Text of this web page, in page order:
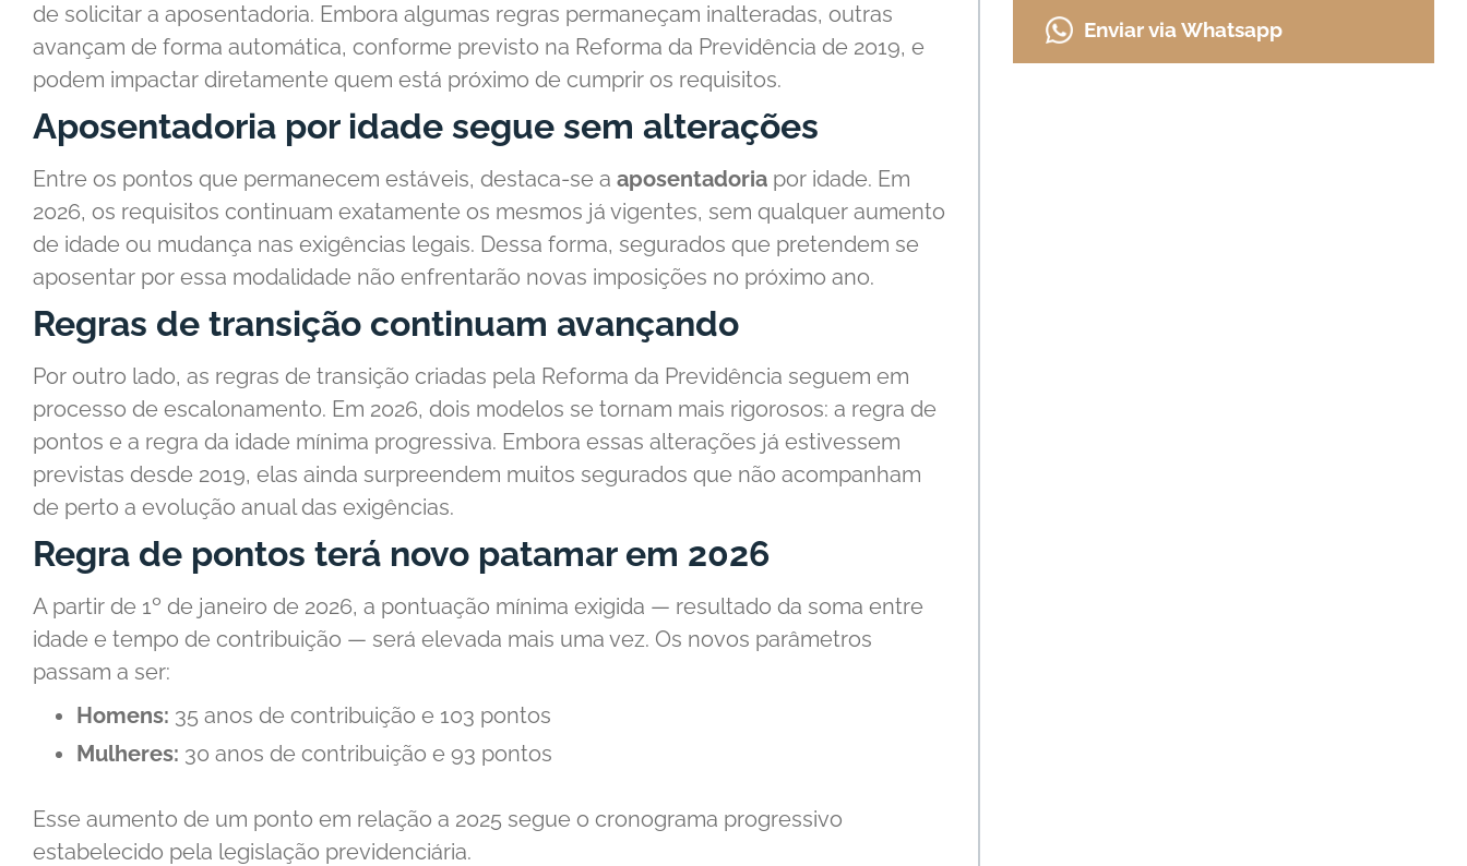
de solicitar a aposentadoria. Embora algumas regras permaneçam inalteradas, outras
avançam de forma automática, conforme previsto na Reforma da Previdência de 2019, e
podem impactar diretamente quem está próximo de cumprir os requisitos.
Aposentadoria por idade segue sem alterações
Entre os pontos que permanecem estáveis, destaca-se a aposentadoria por idade. Em
2026, os requisitos continuam exatamente os mesmos já vigentes, sem qualquer aumento
de idade ou mudança nas exigências legais. Dessa forma, segurados que pretendem se
aposentar por essa modalidade não enfrentarão novas imposições no próximo ano.
Regras de transição continuam avançando
Por outro lado, as regras de transição criadas pela Reforma da Previdência seguem em
processo de escalonamento. Em 2026, dois modelos se tornam mais rigorosos: a regra de
pontos e a regra da idade mínima progressiva. Embora essas alterações já estivessem
previstas desde 2019, elas ainda surpreendem muitos segurados que não acompanham
de perto a evolução anual das exigências.
Regra de pontos terá novo patamar em 2026
A partir de 1º de janeiro de 2026, a pontuação mínima exigida — resultado da soma entre
idade e tempo de contribuição — será elevada mais uma vez. Os novos parâmetros
passam a ser:
Homens: 35 anos de contribuição e 103 pontos
Mulheres: 30 anos de contribuição e 93 pontos
Esse aumento de um ponto em relação a 2025 segue o cronograma progressivo
estabelecido pela legislação previdenciária.
Enviar via Whatsapp